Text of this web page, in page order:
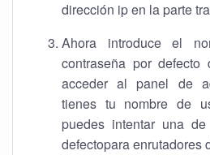
dirección ip en la parte
Ahora introduce el
contraseña por
acceder al panel de
tienes tu nombre de
puedes intentar una
defectopara enrutadores